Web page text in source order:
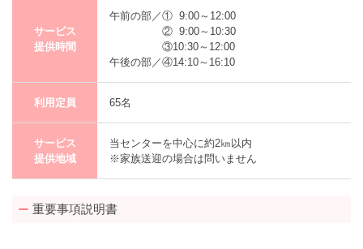
サービス
提供時間
午前の部／① 9:00～12:00
② 9:00～10:30
③10:30～12:00
午後の部／④14:10～16:10
利用定員 65名
サービス
提供地域
当センターを中心に約2㎞以内
※家族送迎の場合は問いません
重要事項説明書